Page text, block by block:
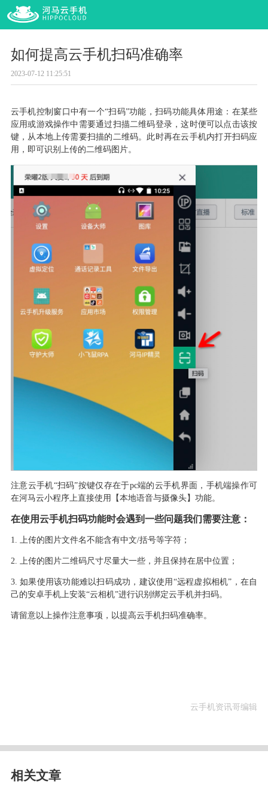
如何提高云手机扫码准确率
2023-07-12 11:25:51
云手机控制窗口中有一个“扫码”功能 ，扫码功能具体用途 ： 在某些
应用或游戏操作中需要通过扫描二维码登录 ，这时便可以点击该按
键 ， 从本地上传需要扫描的二维码。 此时再在云手机内打开扫码应
用，即可识别上传的二维码图片。
注意云手机“扫码”按键仅存在于pc端的云手机界面 ， 手机端操作可
在河马云小程序上直接使用
【本地语音与摄像头】 功能。
在使用云手机扫码功能时会遇到一些问题我们需要注意：
1. 上传的图片文件名不能含有中文/括号等字符；
2. 上传的图片二维码尺寸尽量大一些， 并且保持在居中位置；
3.如果使用该功能难以扫码成功 ， 建议使用 “远程虚拟相机” ， 在自
己的安卓手机上安装“云相机”进行识别绑定云手机并扫码。
请留意以上操作注意事项 ， 以提高云手机扫码准确率。
云手机资讯哥编辑
相关文章